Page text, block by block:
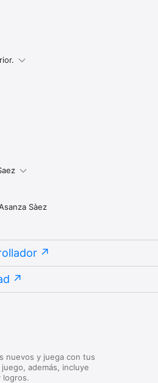
Sàez
nuevos y juega con tus
además, incluye
logros.